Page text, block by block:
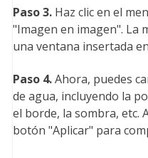
Paso 3.Haz clic en el
"Imagen en imagen". La
una ventana insertada
Paso 4.Ahora, puedes
de agua, incluyendo la
el borde, la sombra, etc.
botón "Aplicar" para